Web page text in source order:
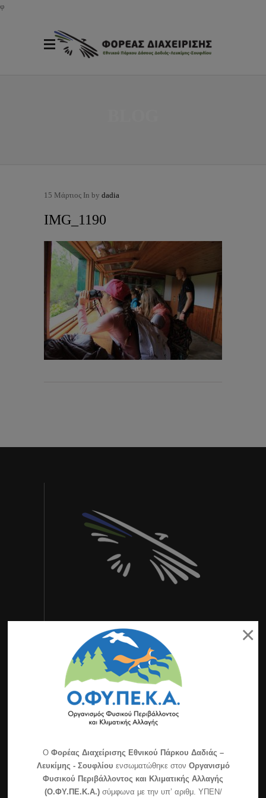
φ
15 Μάρτιος In by dadia
IMG_1190
Τελευταία Νέα
Εορτασμός για τα 30 χρόνια της ημέρας Natura
προστασία του δάσους & την βελτίωση του
ενδιαιτήματος της άγριας πανίδας στο δασικό
σύμπλεγμα Δαδιάς-Λευκίμης-Σουφλίου (περιοχή
Πεσσάνης)
×
O Φορέας Διαχείρισης Εθνικού Πάρκου Δαδιάς –
Λευκίμης - Σουφλίου ενσωματώθηκε στον Οργανισμό
Φυσικού Περιβάλλοντος και Κλιματικής Αλλαγής
(Ο.ΦΥ.ΠΕ.Κ.Α.)σύμφωνα με την υπ’ αριθμ. ΥΠΕΝ/